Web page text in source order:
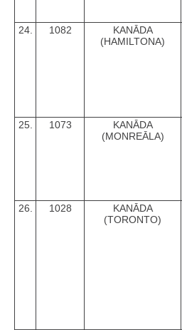
24.
1082
KANĀDA
(HAMILTONA)
25.
1073
KANĀDA
(MONREĀLA)
26.
1028
KANĀDA
(TORONTO)